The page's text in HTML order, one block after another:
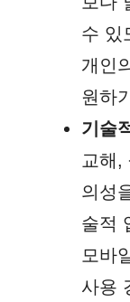
수 있
개인
원하
기술
교해,
의성
술적
모바
사용